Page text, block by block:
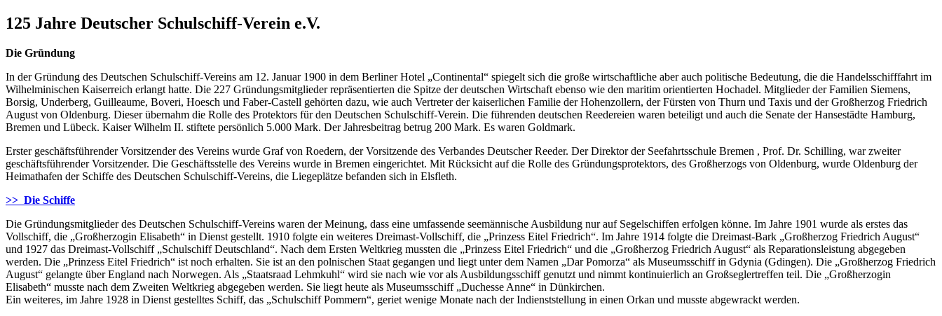
125 Jahre Deutscher Schulschiff-Verein e.V.
Die Gründung
In der Gründung des Deutschen Schulschiff-Vereins am 12. Januar 1900 in dem Berliner Hotel „Continental“ spiegelt sich die große wirtschaftliche aber auch politische Bedeutung, die die Handelsschifffahrt im
Wilhelminischen Kaiserreich erlangt hatte. Die 227 Gründungsmitglieder repräsentierten die Spitze der deutschen Wirtschaft ebenso wie den maritim orientierten Hochadel. Mitglieder der Familien Siemens,
Borsig, Underberg, Guilleaume, Boveri, Hoesch und Faber-Castell gehörten dazu, wie auch Vertreter der kaiserlichen Familie der Hohenzollern, der Fürsten von Thurn und Taxis und der Großherzog Friedrich
August von Oldenburg. Dieser übernahm die Rolle des Protektors für den Deutschen Schulschiff-Verein. Die führenden deutschen Reedereien waren beteiligt und auch die Senate der Hansestädte Hamburg,
Bremen und Lübeck. Kaiser Wilhelm II. stiftete persönlich 5.000 Mark. Der Jahresbeitrag betrug 200 Mark. Es waren Goldmark.
Erster geschäftsführender Vorsitzender des Vereins wurde Graf von Roedern, der Vorsitzende des Verbandes Deutscher Reeder. Der Direktor der Seefahrtsschule Bremen , Prof. Dr. Schilling, war zweiter
geschäftsführender Vorsitzender. Die Geschäftsstelle des Vereins wurde in Bremen eingerichtet. Mit Rücksicht auf die Rolle des Gründungsprotektors, des Großherzogs von Oldenburg, wurde Oldenburg der
Heimathafen der Schiffe des Deutschen Schulschiff-Vereins, die Liegeplätze befanden sich in Elsfleth.
>> Die Schiffe
Die Gründungsmitglieder des Deutschen Schulschiff-Vereins waren der Meinung, dass eine umfassende seemännische Ausbildung nur auf Segelschiffen erfolgen könne. Im Jahre 1901 wurde als erstes das
Vollschiff, die „Großherzogin Elisabeth“ in Dienst gestellt. 1910 folgte ein weiteres Dreimast-Vollschiff, die „Prinzess Eitel Friedrich“. Im Jahre 1914 folgte die Dreimast-Bark „Großherzog Friedrich August“
und 1927 das Dreimast-Vollschiff „Schulschiff Deutschland“. Nach dem Ersten Weltkrieg mussten die „Prinzess Eitel Friedrich“ und die „Großherzog Friedrich August“ als Reparationsleistung abgegeben
werden. Die „Prinzess Eitel Friedrich“ ist noch erhalten. Sie ist an den polnischen Staat gegangen und liegt unter dem Namen „Dar Pomorza“ als Museumsschiff in Gdynia (Gdingen). Die „Großherzog Friedrich
August“ gelangte über England nach Norwegen. Als „Staatsraad Lehmkuhl“ wird sie nach wie vor als Ausbildungsschiff genutzt und nimmt kontinuierlich an Großseglertreffen teil. Die „Großherzogin
Elisabeth“ musste nach dem Zweiten Weltkrieg abgegeben werden. Sie liegt heute als Museumsschiff „Duchesse Anne“ in Dünkirchen.
Ein weiteres, im Jahre 1928 in Dienst gestelltes Schiff, das „Schulschiff Pommern“, geriet wenige Monate nach der Indienststellung in einen Orkan und musste abgewrackt werden.